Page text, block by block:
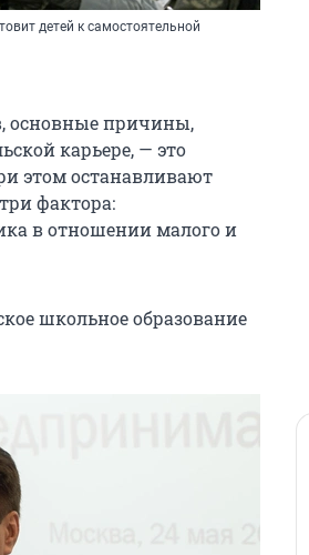
детей к самостоятельной
основные причины,
карьере, — это
этом останавливают
фактора:
в отношении малого и
школьное образование